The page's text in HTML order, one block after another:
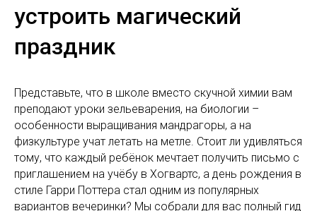
устроить магический
праздник
Представьте, что в школе вместо скучной химии вам
преподают уроки зельеварения, на биологии –
особенности выращивания мандрагоры, а на
физкультуре учат летать на метле. Стоит ли удивляться
тому, что каждый ребёнок мечтает получить письмо с
приглашением на учёбу в Хогвартс, а день рождения в
стиле Гарри Поттера стал одним из популярных
вариантов вечеринки? Мы собрали для вас полный гид